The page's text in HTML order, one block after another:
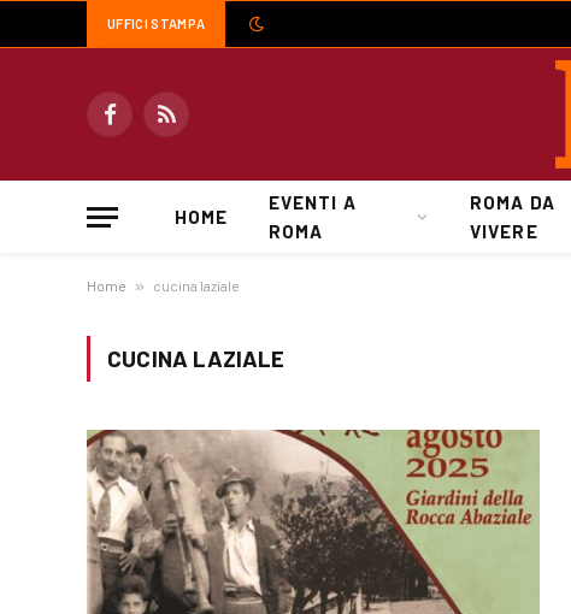
UFFICI STAMPA
FacebookRSS
HOME
EVENTI A
ROMA
ROMA DA
VIVERE
Home » cucina laziale
CUCINA LAZIALE